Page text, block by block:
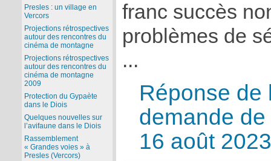
franc succès
problèmes de
...
Réponse de
demande
16 août 2023
Presles : un village en
Vercors
Projections rétrospectives
autour des rencontres du
cinéma de montagne
Projections rétrospectives
autour des rencontres du
cinéma de montagne
2009
Protection du Gypaète
dans le Diois
Quelques nouvelles sur
l’avifaune dans le Diois
Rassemblement
« Grandes voies » à
Presles (Vercors)